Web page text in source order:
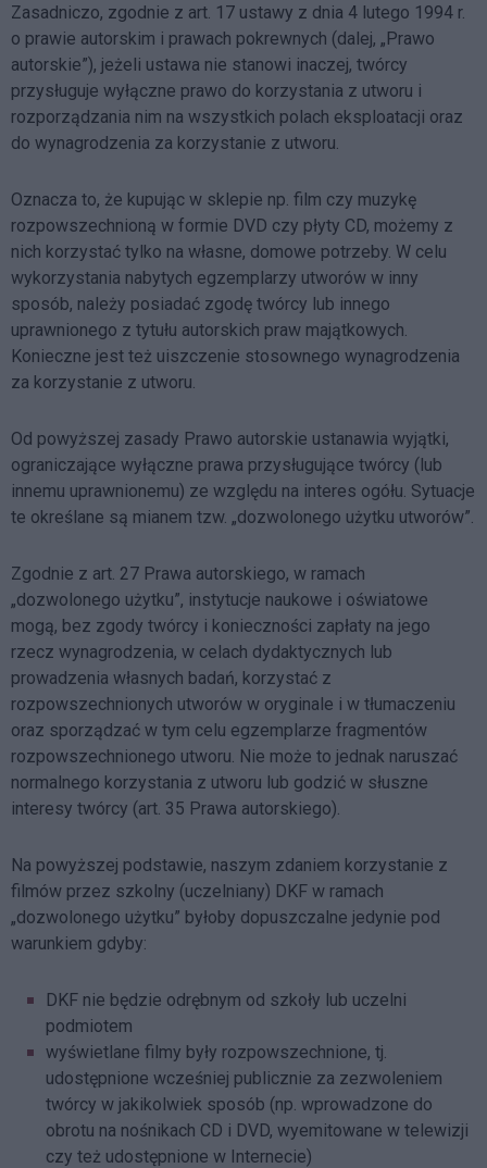
Zasadniczo, zgodnie z art. 17 ustawy z dnia 4 lutego 1994 r.
o prawie autorskim i prawach pokrewnych (dalej, „Prawo
autorskie”), jeżeli ustawa nie stanowi inaczej, twórcy
przysługuje wyłączne prawo do korzystania z utworu i
rozporządzania nim na wszystkich polach eksploatacji oraz
do wynagrodzenia za korzystanie z utworu.
Oznacza to, że kupując w sklepie np. film czy muzykę
rozpowszechnioną w formie DVD czy płyty CD, możemy z
nich korzystać tylko na własne, domowe potrzeby. W celu
wykorzystania nabytych egzemplarzy utworów w inny
sposób, należy posiadać zgodę twórcy lub innego
uprawnionego z tytułu autorskich praw majątkowych.
Konieczne jest też uiszczenie stosownego wynagrodzenia
za korzystanie z utworu.
Od powyższej zasady Prawo autorskie ustanawia wyjątki,
ograniczające wyłączne prawa przysługujące twórcy (lub
innemu uprawnionemu) ze względu na interes ogółu. Sytuacje
te określane są mianem tzw. „dozwolonego użytku utworów”.
Zgodnie z art. 27 Prawa autorskiego, w ramach
„dozwolonego użytku”, instytucje naukowe i oświatowe
mogą, bez zgody twórcy i konieczności zapłaty na jego
rzecz wynagrodzenia, w celach dydaktycznych lub
prowadzenia własnych badań, korzystać z
rozpowszechnionych utworów w oryginale i w tłumaczeniu
oraz sporządzać w tym celu egzemplarze fragmentów
rozpowszechnionego utworu. Nie może to jednak naruszać
normalnego korzystania z utworu lub godzić w słuszne
interesy twórcy (art. 35 Prawa autorskiego).
Na powyższej podstawie, naszym zdaniem korzystanie z
filmów przez szkolny (uczelniany) DKF w ramach
„dozwolonego użytku” byłoby dopuszczalne jedynie pod
warunkiem gdyby:
DKF nie będzie odrębnym od szkoły lub uczelni
podmiotem
wyświetlane filmy były rozpowszechnione, tj.
udostępnione wcześniej publicznie za zezwoleniem
twórcy w jakikolwiek sposób (np. wprowadzone do
obrotu na nośnikach CD i DVD, wyemitowane w telewizji
czy też udostępnione w Internecie)